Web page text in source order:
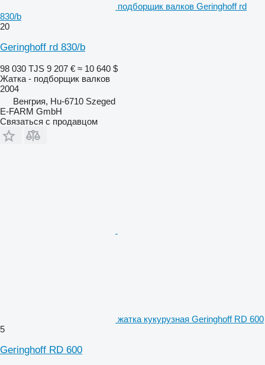
подборщик валков Geringhoff rd
830/b
20
Geringhoff rd 830/b
98 030 TJS 9 207 € ≈ 10 640 $
Жатка - подборщик валков
2004
Венгрия, Hu-6710 Szeged
E-FARM GmbH
Связаться с продавцом
жатка кукурузная Geringhoff RD 600
5
Geringhoff RD 600